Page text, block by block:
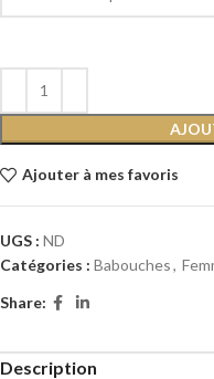
Ajouter à mes favoris
UGS : ND
Catégories : Babouches,
Share:
Description